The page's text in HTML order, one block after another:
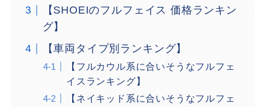
【SHOEIのフルフェイス 価格ランキン
グ】
【車両タイプ別ランキング】
【フルカウル系に合いそうなフルフェ
イスランキング】
【ネイキッド系に合いそうなフルフェ